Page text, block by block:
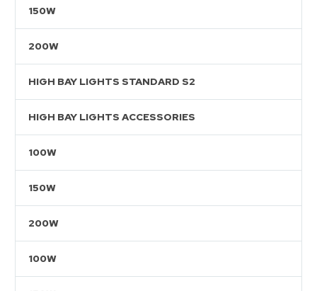
150W
200W
HIGH BAY LIGHTS STANDARD S2
HIGH BAY LIGHTS ACCESSORIES
100W
150W
200W
100W